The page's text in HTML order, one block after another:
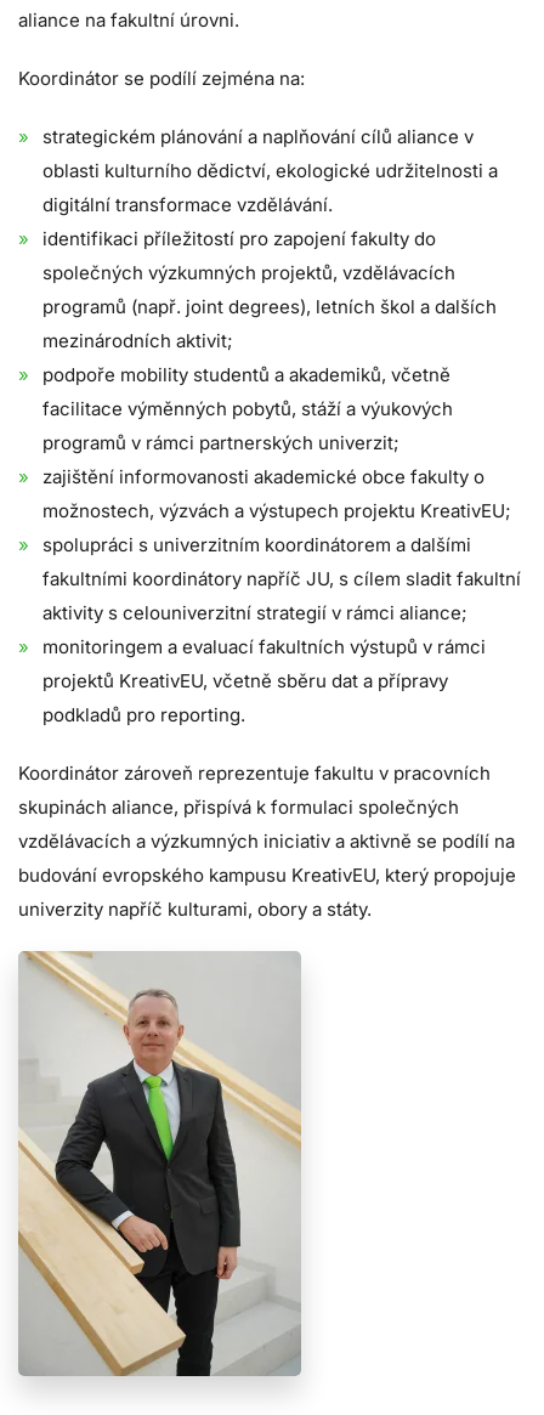
aliance na fakultní úrovni.
Koordinátor se podílí zejména na:
strategickém plánování a naplňování cílů aliance v
oblasti kulturního dědictví, ekologické udržitelnosti a
digitální transformace vzdělávání.
identifikaci příležitostí pro zapojení fakulty do
společných výzkumných projektů, vzdělávacích
programů (např. joint degrees), letních škol a dalších
mezinárodních aktivit;
podpoře mobility studentů a akademiků, včetně
facilitace výměnných pobytů, stáží a výukových
programů v rámci partnerských univerzit;
zajištění informovanosti akademické obce fakulty o
možnostech, výzvách a výstupech projektu KreativEU;
spolupráci s univerzitním koordinátorem a dalšími
fakultními koordinátory napříč JU, s cílem sladit fakultní
aktivity s celouniverzitní strategií v rámci aliance;
monitoringem a evaluací fakultních výstupů v rámci
projektů KreativEU, včetně sběru dat a přípravy
podkladů pro reporting.
Koordinátor zároveň reprezentuje fakultu v pracovních
skupinách aliance, přispívá k formulaci společných
vzdělávacích a výzkumných iniciativ a aktivně se podílí na
budování evropského kampusu KreativEU, který propojuje
univerzity napříč kulturami, obory a státy.